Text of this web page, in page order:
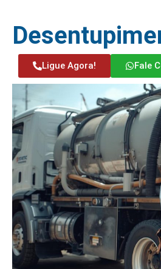
Ligue Agora! Fale